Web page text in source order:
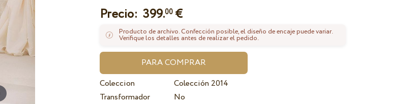
Precio:399.00 €
Producto de archivo. Confección posible, el diseño de encaje puede variar.
Verifique los detalles antes de realizar el pedido.
Coleccion
Colección 2014
Transformador
No